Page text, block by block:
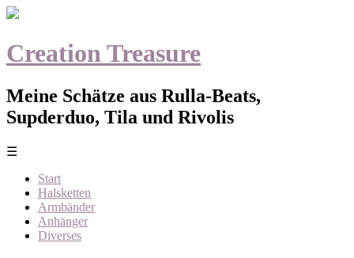
Creation Treasure
Meine Schätze aus Rulla-Beats,
Supderduo, Tila und Rivolis
☰
Start
Halsketten
Armbänder
Anhänger
Diverses